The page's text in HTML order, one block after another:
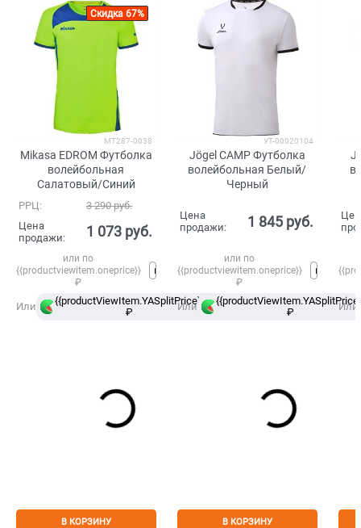
Скидка 67%
MT287-0038
Mikasa EDROM Футболка
волейбольная
Салатовый/Синий
РРЦ: 3 290 руб.
Цена
продажи:
1 073 руб.
или по
{{productviewitem.oneprice}}
₽
Или
{{productViewItem.YASplitPrice}}
₽
в
Сплит
В КОРЗИНУ
УТ-00020104
Jögel CAMP Футболка
волейбольная Белый/
Черный
Цена
продажи:
1 845 руб.
или по
{{productviewitem.oneprice}}
₽
Или
₽
В КОРЗИНУ
Или